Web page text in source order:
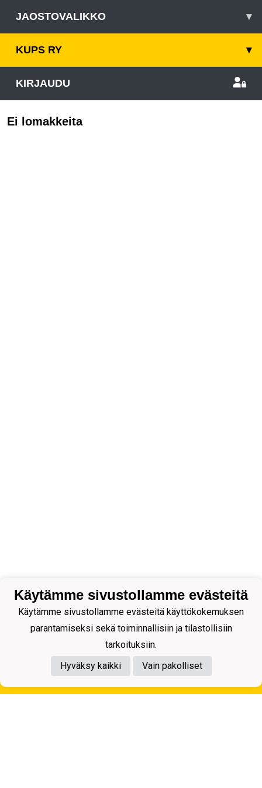
JAOSTOVALIKKO ▾
KUPS RY ▾
KIRJAUDU
Ei lomakkeita
Tietosuojaseloste
Käytämme sivustollamme evästeitä
Käytämme sivustollamme evästeitä käyttökokemuksen
parantamiseksi sekä toiminnallisiin ja tilastollisiin
tarkoituksiin.
Hyväksy kaikki
Vain pakolliset